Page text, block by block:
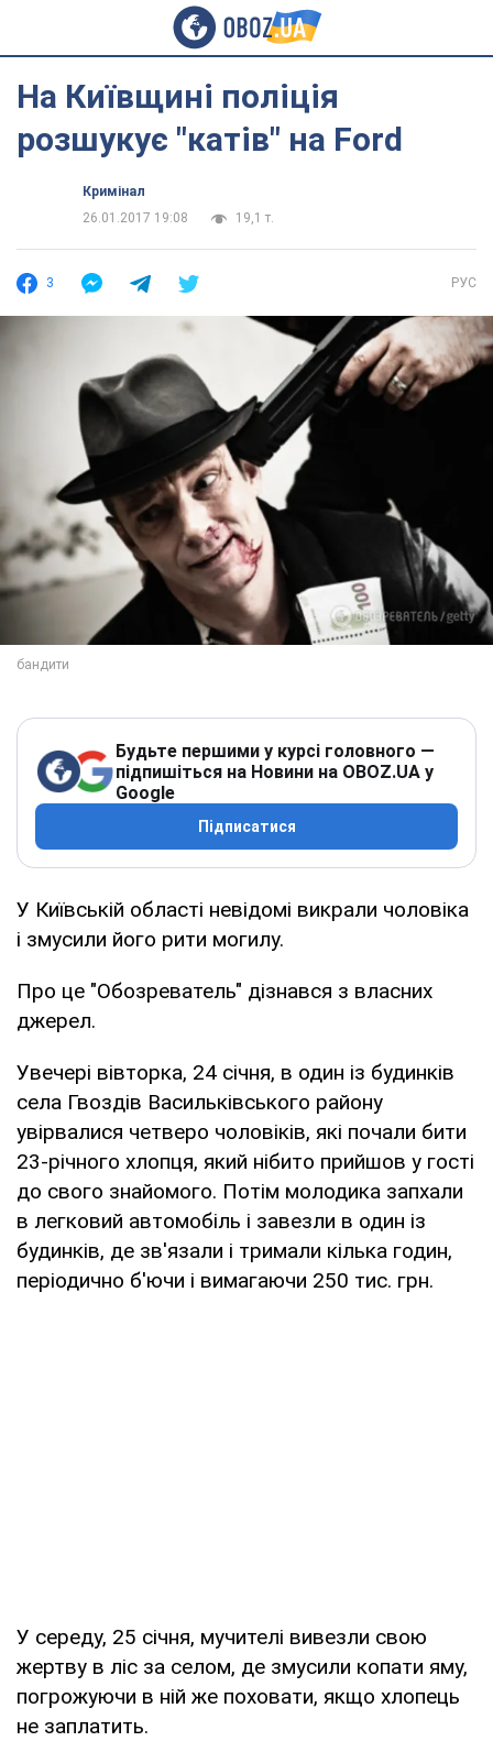
На Київщині поліція
розшукує "катів" на Ford
Кримінал
26.01.2017 19:08
19,1 т.
3 РУС
Будьте першими у курсі головного —
підпишіться на Новини на OBOZ.UA у
Google
Підписатися
У Київській області невідомі викрали чоловіка
і змусили його рити могилу.
Про це "Обозреватель" дізнався з власних
джерел.
Увечері вівторка, 24 січня, в один із будинків
села Гвоздів Васильківського району
увірвалися четверо чоловіків, які почали бити
23-річного хлопця, який нібито прийшов у гості
до свого знайомого. Потім молодика запхали
в легковий автомобіль і завезли в один із
будинків, де зв'язали і тримали кілька годин,
періодично б'ючи і вимагаючи 250 тис. грн.
У середу, 25 січня, мучителі вивезли свою
жертву в ліс за селом, де змусили копати яму,
погрожуючи в ній же поховати, якщо хлопець
не заплатить.